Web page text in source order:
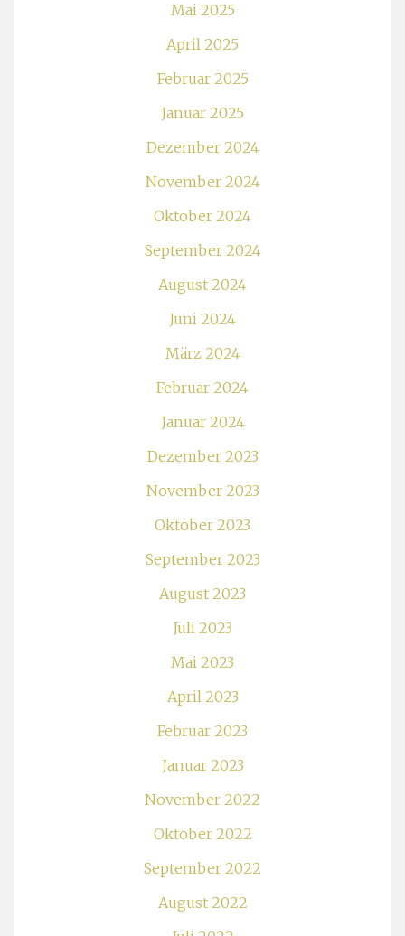
Mai 2025
April 2025
Februar 2025
Januar 2025
Dezember 2024
November 2024
Oktober 2024
September 2024
August 2024
Juni 2024
März 2024
Februar 2024
Januar 2024
Dezember 2023
November 2023
Oktober 2023
September 2023
August 2023
Juli 2023
Mai 2023
April 2023
Februar 2023
Januar 2023
November 2022
Oktober 2022
September 2022
August 2022